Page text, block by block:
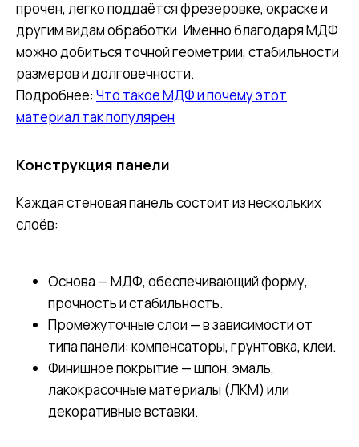
прочен, легко поддаётся фрезеровке, окраске и
другим видам обработки. Именно благодаря МДФ
можно добиться точной геометрии, стабильности
размеров и долговечности.
Подробнее: Что такое МДФ и почему этот
материал так популярен
Конструкция панели
Каждая стеновая панель состоит из нескольких
слоёв:
Основа — МДФ, обеспечивающий форму,
прочность и стабильность.
Промежуточные слои — в зависимости от
типа панели: компенсаторы, грунтовка, клеи.
Финишное покрытие — шпон, эмаль,
лакокрасочные материалы (ЛКМ) или
декоративные вставки.